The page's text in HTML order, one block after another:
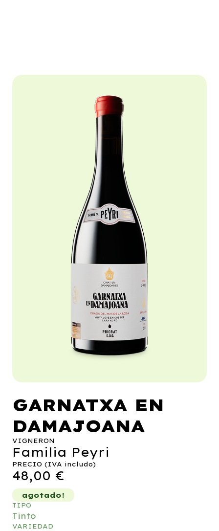
GARNATXA EN
DAMAJOANA
VIGNERON
Familia Peyri
PRECIO (IVA includo)
48,00 €
agotado!
TIPO
Tinto
VARIEDAD